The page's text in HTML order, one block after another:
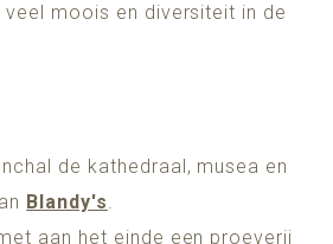
moois en diversiteit in de
de kathedraal, musea en
Blandy's.
aan het einde een proeverij